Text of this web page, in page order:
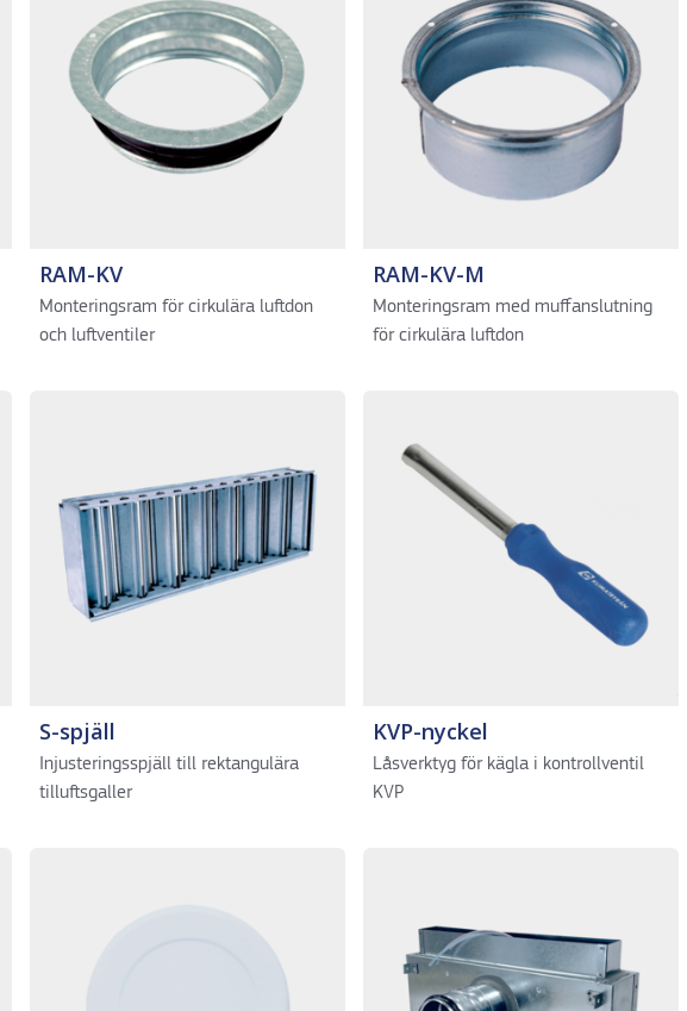
RAM-KV
Monteringsram för cirkulära luftdon
och luftventiler
RAM-KV-M
Monteringsram med muffanslutning
för cirkulära luftdon
S-spjäll
Injusteringsspjäll till rektangulära
tilluftsgaller
KVP-nyckel
Låsverktyg för kägla i kontrollventil
KVP